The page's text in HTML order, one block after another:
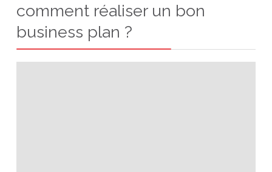
comment réaliser un bon
business plan ?